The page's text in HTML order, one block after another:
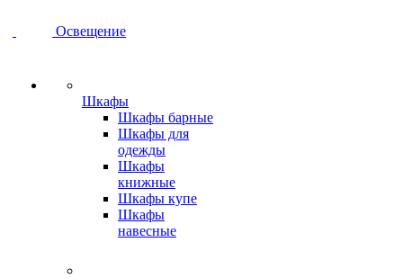
Освещение
Шкафы
Шкафы барные
Шкафы для
одежды
Шкафы
книжные
Шкафы купе
Шкафы
навесные